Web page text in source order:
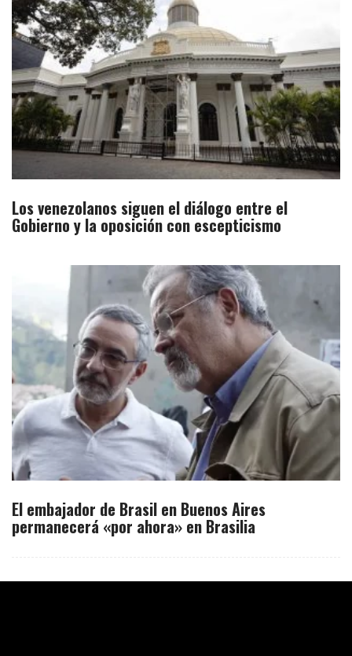
Los venezolanos siguen el diálogo entre el
Gobierno y la oposición con escepticismo
El embajador de Brasil en Buenos Aires
permanecerá «por ahora» en Brasilia